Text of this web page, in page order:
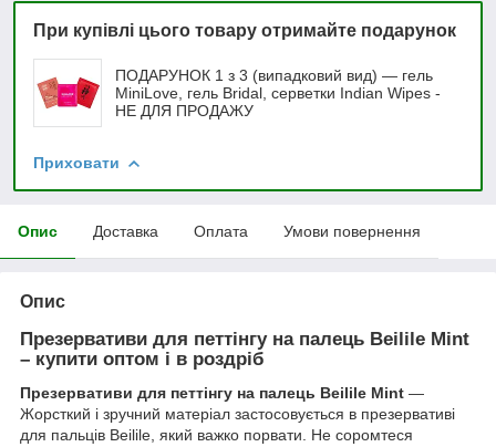
При купівлі цього товару отримайте подарунок
ПОДАРУНОК 1 з 3 (випадковий вид) — гель
MiniLove, гель Bridal, серветки Indian Wipes -
НЕ ДЛЯ ПРОДАЖУ
Приховати
Опис Доставка Оплата Умови повернення
Опис
Презервативи для петтінгу на палець Beilile Mint
– купити оптом і в роздріб
Презервативи для петтінгу на палець Beilile Mint —
Жорсткий і зручний матеріал застосовується в презервативі
для пальців Beilile, який важко порвати. Не соромтеся